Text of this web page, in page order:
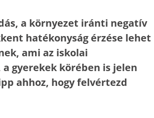
a környezet iránti negatív
hatékonyság érzése lehet
ami az iskolai
gyerekek körében is jelen
ahhoz, hogy felvértezd